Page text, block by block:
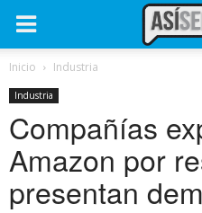
Inicio Industria
Industria
Compañías
Amazon por
presentan